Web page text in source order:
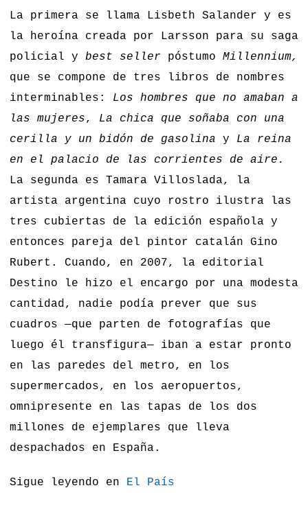
La primera se llama Lisbeth Salander y es
la heroína creada por Larsson para su saga
policial y best seller póstumo Millennium,
que se compone de tres libros de nombres
interminables: Los hombres que no amaban a
las mujeres,
La chica que soñaba con una
cerilla y un bidón de gasolina y La reina
en el palacio de las corrientes de aire.
La segunda es Tamara Villoslada, la
artista argentina cuyo rostro ilustra las
tres cubiertas de la edición española y
entonces pareja del pintor catalán Gino
Rubert. Cuando, en 2007, la editorial
Destino le hizo el encargo por una modesta
cantidad, nadie podía prever que sus
cuadros —que parten de fotografías que
luego él transfigura— iban a estar pronto
en las paredes del metro, en los
supermercados, en los aeropuertos,
omnipresente en las tapas de los dos
millones de ejemplares que lleva
despachados en España.
Sigue leyendo en El País